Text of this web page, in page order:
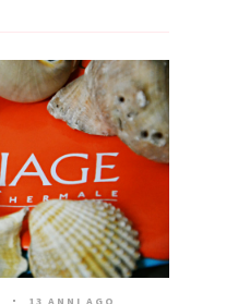
13 ANNI AGO